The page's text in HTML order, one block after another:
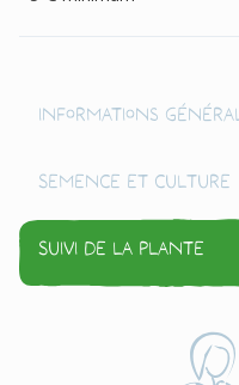
Informations
Semence et culture
Suivi de la plante